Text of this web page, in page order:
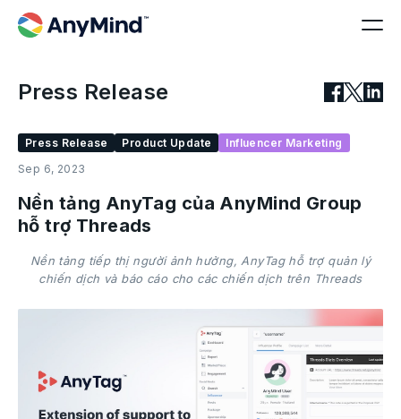
Press Release
Press Release Product Update
Influencer Marketing
Sep 6, 2023
Nền tảng AnyTag của AnyMind Group
hỗ trợ Threads
Nền tảng tiếp thị người ảnh hưởng, AnyTag hỗ trợ quản lý
chiến dịch và báo cáo cho các chiến dịch trên Threads